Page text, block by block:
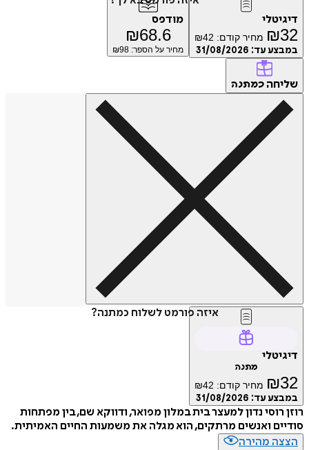
דיגיטלי
₪32 מחיר קודם: ₪42
במבצע עד: 31/08/2026
מודפס
₪68.6
מחיר על הספר: ₪ 98
שליחה כמתנה
איזה פורמט לשלוח כמתנה?
דיגיטלי
מתנה
₪32 מחיר קודם: ₪42
במבצע עד: 31/08/2026
רוזן רוסי נדון למעצר בית במלון מפואר, ודווקא שם, בין מפתחות
סודיים ואנשים מרתקים, הוא מגלה את משמעות החיים האמיתית.
הצצה מהירה